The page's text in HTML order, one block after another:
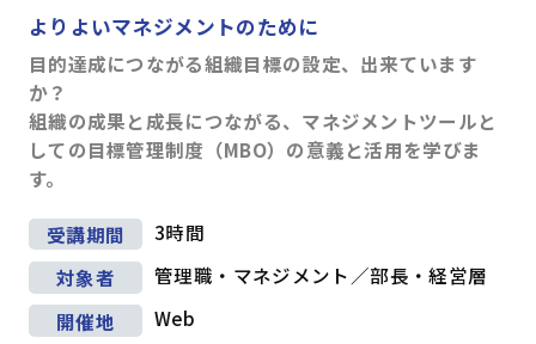
よりよいマネジメントのために
目的達成につながる組織目標の設定、出来ています
か？
組織の成果と成長につながる、マネジメントツールと
しての目標管理制度（MBO）の意義と活用を学びま
す。
受講期間
3時間
対象者
管理職・マネジメント／部長・経営層
開催地
Web